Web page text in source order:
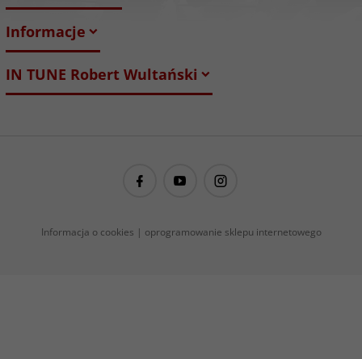
Informacje
IN TUNE Robert Wultański
guitarproject@guitarproject.pl
Informacja o cookies | oprogramowanie sklepu internetowego